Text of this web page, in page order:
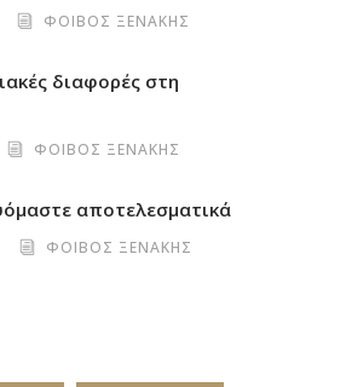
ΦΟΙΒΟΣ ΞΕΝΑΚΗΣ
διαφορές στη
ΦΟΙΒΟΣ ΞΕΝΑΚΗΣ
αποτελεσματικά
ΦΟΙΒΟΣ ΞΕΝΑΚΗΣ